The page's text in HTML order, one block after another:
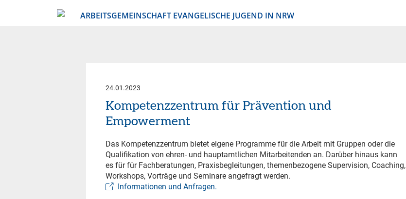
ARBEITSGEMEINSCHAFT EVANGELISCHE JUGEND IN NRW
24.01.2023
Kompetenzzentrum für Prävention und
Empowerment
Das Kompetenzzentrum bietet eigene Programme für die Arbeit mit Gruppen oder die
Qualifikation von ehren- und hauptamtlichen Mitarbeitenden an. Darüber hinaus kann
es für für Fachberatungen, Praxisbegleitungen, themenbezogene Supervision, Coaching,
Workshops, Vorträge und Seminare angefragt werden.
Informationen und Anfragen.